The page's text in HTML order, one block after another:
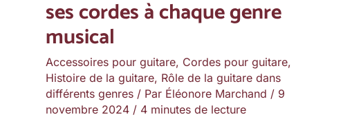
ses cordes à chaque genre
musical
Accessoires pour guitare, Cordes pour guitare,
Histoire de la guitare, Rôle de la guitare dans
différents genres / Par Éléonore Marchand / 9
novembre 2024 / 4 minutes de lecture
musical